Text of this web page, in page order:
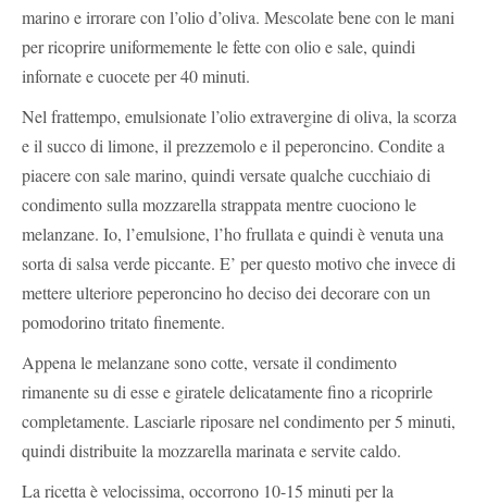
marino e irrorare con l’olio d’oliva. Mescolate bene con le mani
per ricoprire uniformemente le fette con olio e sale, quindi
infornate e cuocete per 40 minuti.
Nel frattempo, emulsionate l’olio extravergine di oliva, la scorza
e il succo di limone, il prezzemolo e il peperoncino. Condite a
piacere con sale marino, quindi versate qualche cucchiaio di
condimento sulla mozzarella strappata mentre cuociono le
melanzane. Io, l’emulsione, l’ho frullata e quindi è venuta una
sorta di salsa verde piccante. E’ per questo motivo che invece di
mettere ulteriore peperoncino ho deciso dei decorare con un
pomodorino tritato finemente.
Appena le melanzane sono cotte, versate il condimento
rimanente su di esse e giratele delicatamente fino a ricoprirle
completamente. Lasciarle riposare nel condimento per 5 minuti,
quindi distribuite la mozzarella marinata e servite caldo.
La ricetta è velocissima, occorrono 10-15 minuti per la